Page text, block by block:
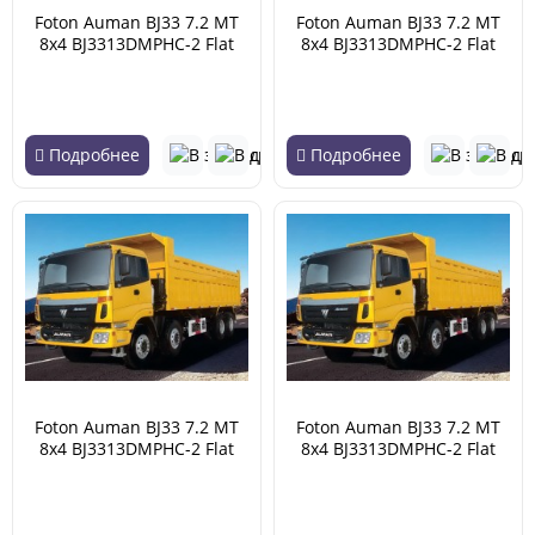
Foton Auman BJ33 7.2 MT
8x4 BJ3313DMPHC-2 Flat
Подробнее
Foton Auman BJ33 7.2 MT
8x4 BJ3313DMPHC-2 Flat
Подробнее
Foton Auman BJ33 7.2 MT
8x4 BJ3313DMPHC-2 Flat
Foton Auman BJ33 7.2 MT
8x4 BJ3313DMPHC-2 Flat